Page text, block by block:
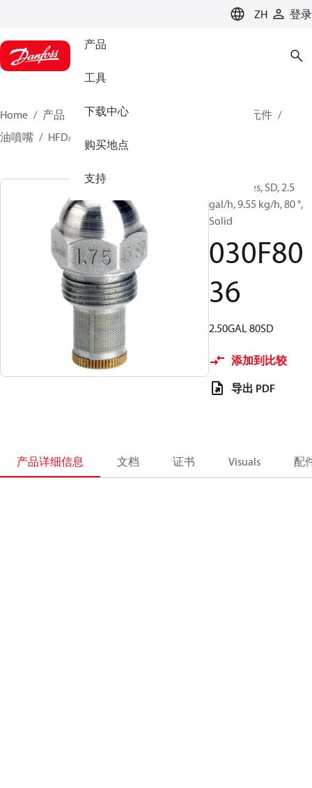
ZH 登录
产品
工具
下载中心
购买地点
支持
Home 产品 氣候方案事業部供熱業務
燃燒器元件
油噴嘴
HFD/HD, SFD/SD
Oil Nozzles, SD, 2.5
gal/h, 9.55 kg/h, 80 °,
Solid
030F80
36
2.50GAL 80SD
添加到比较
导出 PDF
产品详细信息 文档 证书 Visuals 配